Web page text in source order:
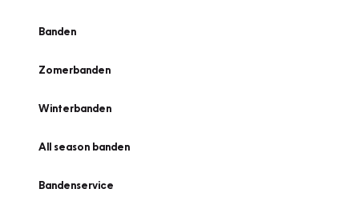
Banden
Zomerbanden
Winterbanden
All season banden
Bandenservice